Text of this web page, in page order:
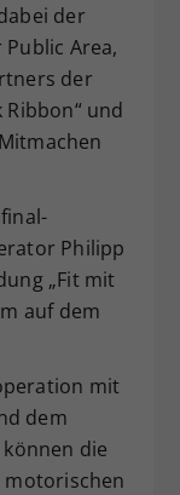
der
Area,
der
und
Philipp
„Fit mit
auf dem
mit
dem
die
motorischen